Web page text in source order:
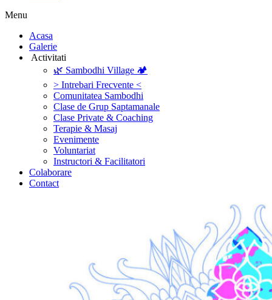
Menu
‎Acasa
Galerie
‎ ‎Activitati‎
🌿 Sambodhi Village 🏕️
> Intrebari Frecvente <
Comunitatea Sambodhi
Clase de Grup Saptamanale
Clase Private & Coaching
Terapie & Masaj
‎Evenimente
Voluntariat
‏‏‎Instructori & Facilitatori
Colaborare
Contact